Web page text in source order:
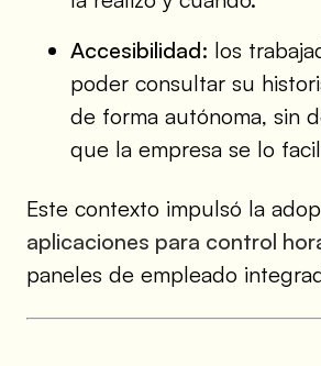
Accesibilidad: los
poder consultar su
de forma autónoma, sin
que la empresa se lo
Este contexto impulsó la
aplicaciones para control
paneles de empleado